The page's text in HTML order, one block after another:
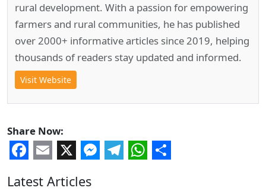
rural development. With a passion for empowering
farmers and rural communities, he has published
over 2000+ informative articles since 2019, helping
thousands of readers stay updated and informed.
Visit Website
Share Now:
Latest Articles